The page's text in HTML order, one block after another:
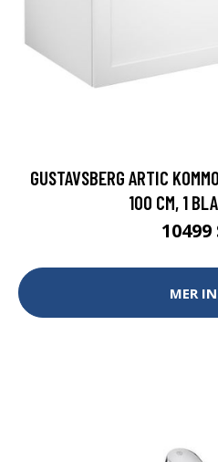
GUSTAVSBERG ARTIC
100 CM, 1
10499
MER